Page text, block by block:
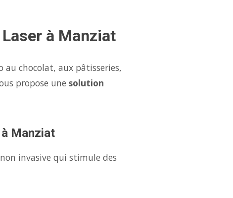
à Manziat
au chocolat, aux pâtisseries,
propose une solution
Manziat
invasive qui stimule des